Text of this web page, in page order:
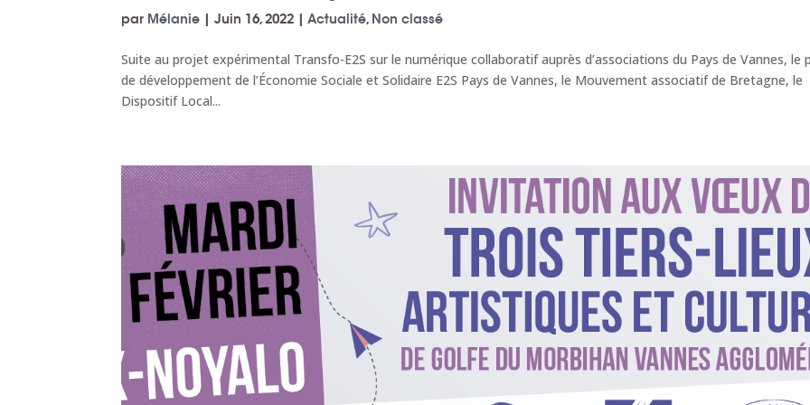
par Mélanie |Juin 16, 2022 |Actualité, Non classé
Suite au projet expérimental Transfo-E2S sur le numérique collaboratif auprès d’associations du Pays de Vannes, le
de développement de l’Économie Sociale et Solidaire E2S Pays de Vannes, le Mouvement associatif de Bretagne, le
Dispositif Local...